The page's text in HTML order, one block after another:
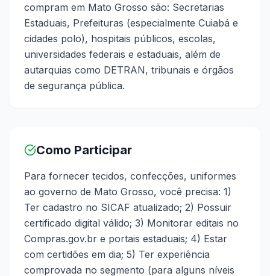
compram em Mato Grosso são: Secretarias
Estaduais, Prefeituras (especialmente Cuiabá e
cidades polo), hospitais públicos, escolas,
universidades federais e estaduais, além de
autarquias como DETRAN, tribunais e órgãos
de segurança pública.
Como Participar
Para fornecer tecidos, confecções, uniformes
ao governo de Mato Grosso, você precisa: 1)
Ter cadastro no SICAF atualizado; 2) Possuir
certificado digital válido; 3) Monitorar editais no
Compras.gov.br e portais estaduais; 4) Estar
com certidões em dia; 5) Ter experiência
comprovada no segmento (para alguns níveis